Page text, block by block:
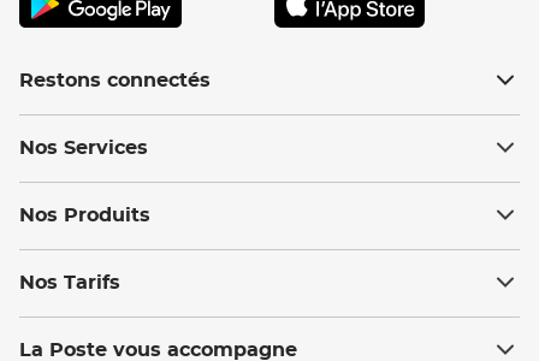
Restons connectés
Nos Services
Nos Produits
Nos Tarifs
La Poste vous accompagne